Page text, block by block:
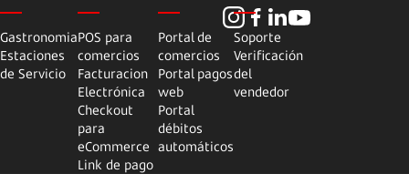
Gastronomia
Estaciones
de Servicio
POS para
comercios
Facturacion
Electrónica
Checkout
para
eCommerce
Link de pago
Portal de
comercios
Portal pagos
web
Portal
débitos
automáticos
Soporte
Verificación
del
vendedor